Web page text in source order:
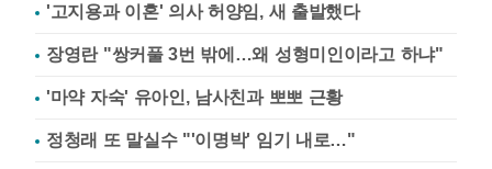
'고지용과 이혼' 의사 허양임, 새 출발했다
장영란 "쌍커풀 3번 밖에…왜 성형미인이라고 하냐"
'마약 자숙' 유아인, 남사친과 뽀뽀 근황
정청래 또 말실수 "'이명박' 임기 내로…"